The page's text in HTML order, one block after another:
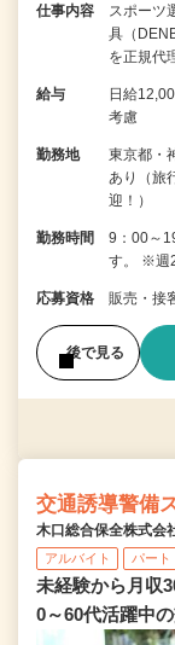
仕事内容
スポーツ
具（
を正規代
給与
日給
考慮
勤務地
東京都・
あり（旅
迎！）
勤務時間
9：00～
す。 ※週
応募資格 販売・接
後で見る
交通誘導警備
木口総合保全株式会
アルバイト パート
未経験から月収
0～60代活躍中